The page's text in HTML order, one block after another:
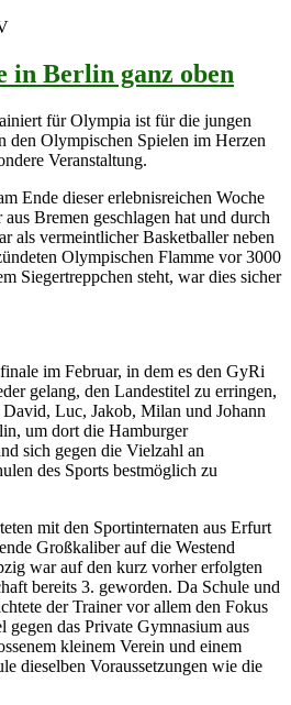
in Berlin ganz oben
für Olympia ist für die jungen
den Olympischen Spielen im Herzen
Veranstaltung.
Ende dieser erlebnisreichen Woche
Bremen geschlagen hat und durch
als vermeintlicher Basketballer neben
Olympischen Flamme vor 3000
Siegertreppchen steht, war dies sicher
im Februar, in dem es den GyRi
gelang, den Landestitel zu erringen,
Luc, Jakob, Milan und Johann
um dort die Hamburger
sich gegen die Vielzahl an
des Sports bestmöglich zu
mit den Sportinternaten aus Erfurt
Großkaliber auf die Westend
war auf den kurz vorher erfolgten
bereits 3. geworden. Da Schule und
der Trainer vor allem den Fokus
gegen das Private Gymnasium aus
kleinem Verein und einem
dieselben Voraussetzungen wie die